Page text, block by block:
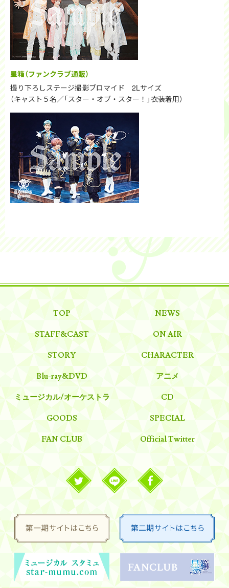
星箱（ファンクラブ通販）
撮り下ろしステージ撮影ブロマイド 2Lサイズ
（キャスト５名／「スター・オブ・スター！」衣装着用）
TOP NEWS
STAFF&CAST ON AIR
STORY CHARACTER
Blu-ray&DVD アニメ
ミュージカル/オーケストラ CD
GOODS SPECIAL
FAN CLUB Official Twitter